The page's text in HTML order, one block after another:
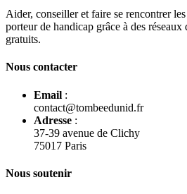
Aider, conseiller et faire se rencontrer
porteur de handicap grâce à des
gratuits.
Nous contacter
Email :
contact@tombeedunid.fr
Adresse :
37-39 avenue de Clichy
75017 Paris
Nous soutenir